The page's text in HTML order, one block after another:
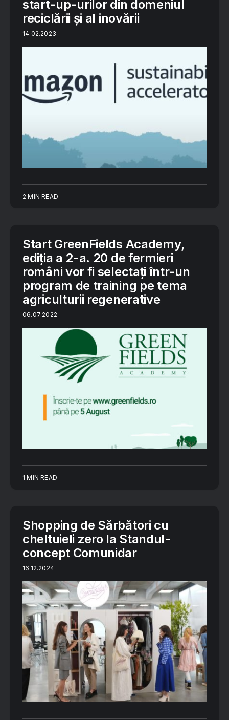
start-up-urilor din domeniul
reciclării și al inovării
14.02.2023
2 MIN READ
Start GreenFields Academy,
ediția a 2-a. 20 de fermieri
români vor fi selectați într-un
program de training pe tema
agriculturii regenerative
06.07.2022
1 MIN READ
Shopping de Sărbători cu
cheltuieli zero la Standul-
concept Comunidar
16.12.2024